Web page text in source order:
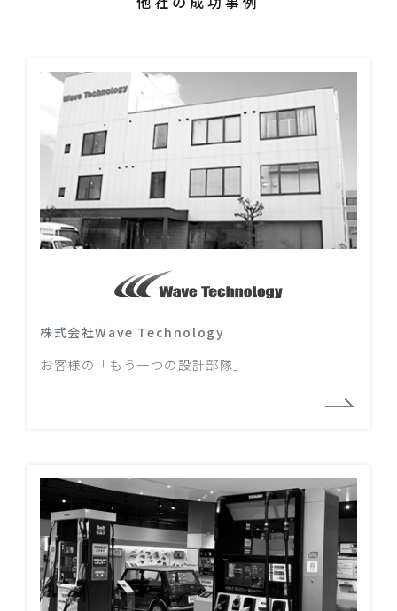
株式会社Wave Technology
お客様の「もう一つの設計部隊」